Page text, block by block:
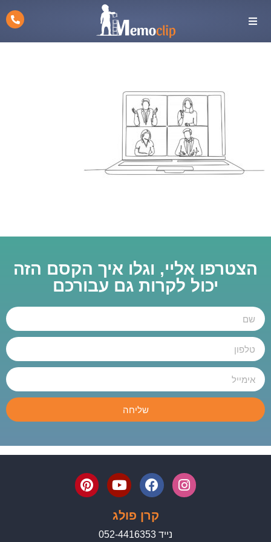
הצטרפו אליי, וגלו איך הקסם הזה
יכול לקרות גם עבורכם
שליחה
קרן פולג
נייד 052-4416353